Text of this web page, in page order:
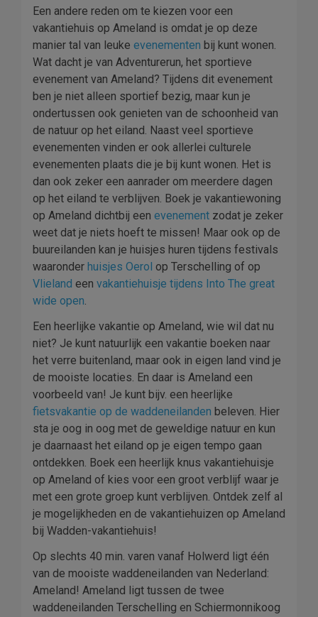
Een andere reden om te kiezen voor een
vakantiehuis op Ameland is omdat je op deze
manier tal van leuke evenementen bij kunt wonen.
Wat dacht je van Adventurerun, het sportieve
evenement van Ameland? Tijdens dit evenement
ben je niet alleen sportief bezig, maar kun je
ondertussen ook genieten van de schoonheid van
de natuur op het eiland. Naast veel sportieve
evenementen vinden er ook allerlei culturele
evenementen plaats die je bij kunt wonen. Het is
dan ook zeker een aanrader om meerdere dagen
op het eiland te verblijven. Boek je vakantiewoning
op Ameland dichtbij een evenement zodat je zeker
weet dat je niets hoeft te missen! Maar ook op de
buureilanden kan je huisjes huren tijdens festivals
waaronder huisjes Oerol op Terschelling of op
Vlieland een vakantiehuisje tijdens Into The great
wide open.
Een heerlijke vakantie op Ameland, wie wil dat nu
niet? Je kunt natuurlijk een vakantie boeken naar
het verre buitenland, maar ook in eigen land vind je
de mooiste locaties. En daar is Ameland een
voorbeeld van! Je kunt bijv. een heerlijke
fietsvakantie op de waddeneilanden beleven. Hier
sta je oog in oog met de geweldige natuur en kun
je daarnaast het eiland op je eigen tempo gaan
ontdekken. Boek een heerlijk knus vakantiehuisje
op Ameland of kies voor een groot verblijf waar je
met een grote groep kunt verblijven. Ontdek zelf al
je mogelijkheden en de vakantiehuizen op Ameland
bij Wadden-vakantiehuis!
Op slechts 40 min. varen vanaf Holwerd ligt één
van de mooiste waddeneilanden van Nederland:
Ameland! Ameland ligt tussen de twee
waddeneilanden Terschelling en Schiermonnikoog